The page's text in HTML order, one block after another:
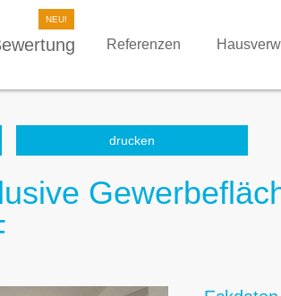
Referenzen
drucken